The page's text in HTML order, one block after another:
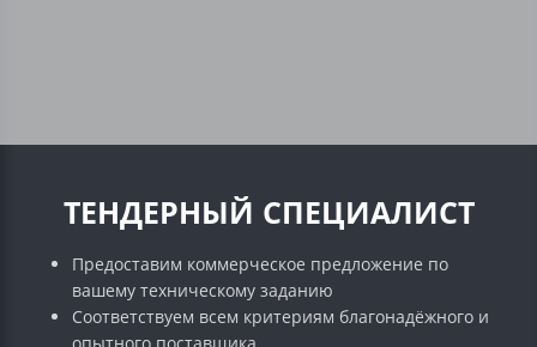
ТЕНДЕРНЫЙ СПЕЦИАЛИСТ
Предоставим коммерческое предложение по
вашему техническому заданию
Соответствуем всем критериям благонадёжного и